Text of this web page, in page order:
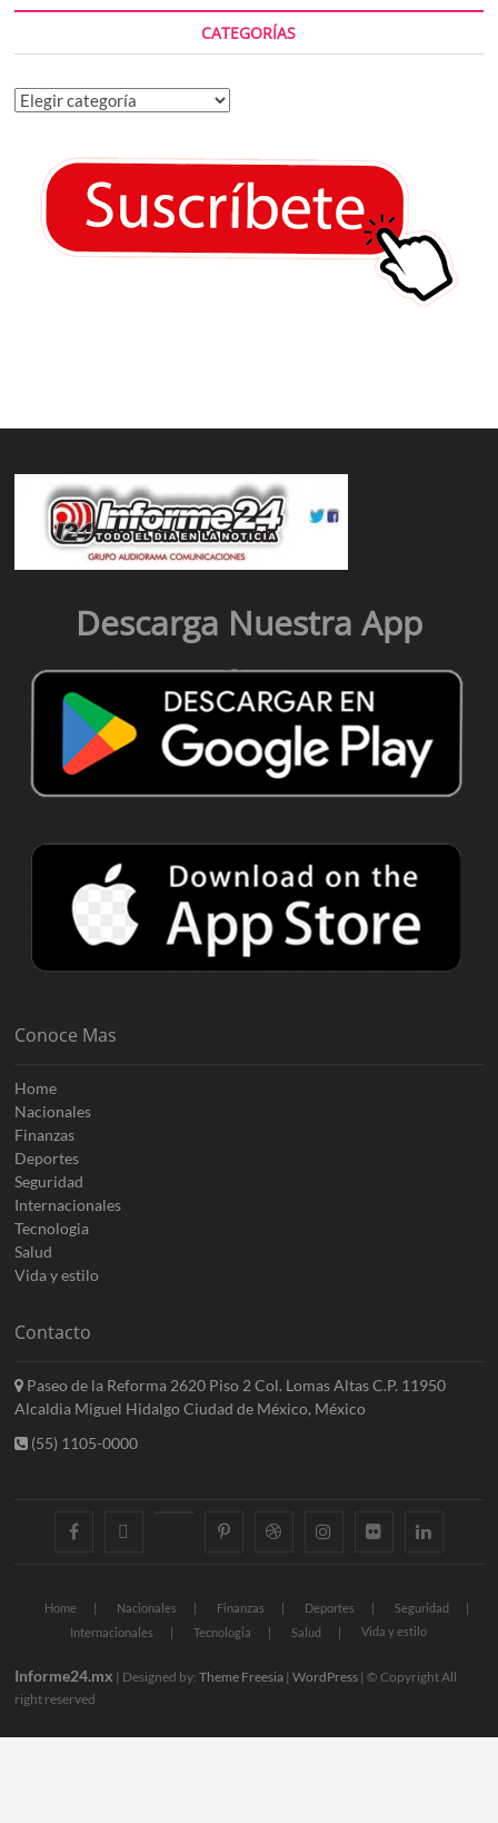
CATEGORÍAS
Categorías
Descarga Nuestra App
Conoce Mas
Home
Nacionales
Finanzas
Deportes
Seguridad
Internacionales
Tecnologia
Salud
Vida y estilo
Contacto
Paseo de la Reforma 2620 Piso 2 Col. Lomas Altas C.P. 11950
Alcaldia Miguel Hidalgo Ciudad de México, México
(55) 1105-0000
facebook googlepluspinterestdribbble instagramflickr linkedin
Home Nacionales Finanzas Deportes
Seguridad
Internacionales
Tecnologia Salud Vida y estilo
Informe24.mx | Designed by:Theme Freesia |WordPress | © Copyright All
right reserved